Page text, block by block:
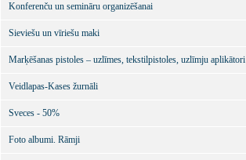
Konferenču un semināru organizēšanai
Sieviešu un vīriešu maki
Marķēšanas pistoles – uzlīmes, tekstilpistoles, uzlīmju aplikātori
Veidlapas-Kases žurnāli
Sveces - 50%
Foto albumi. Rāmji